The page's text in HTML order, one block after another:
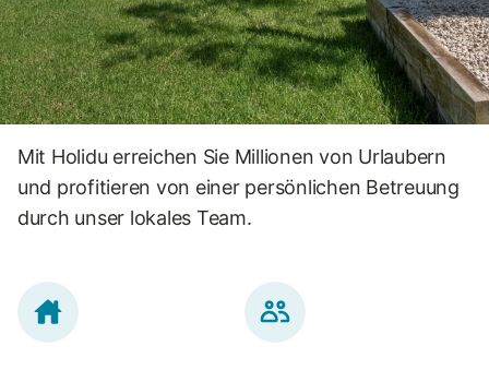
Mit Holidu erreichen Sie Millionen von Urlaubern
und profitieren von einer persönlichen Betreuung
durch unser lokales Team.